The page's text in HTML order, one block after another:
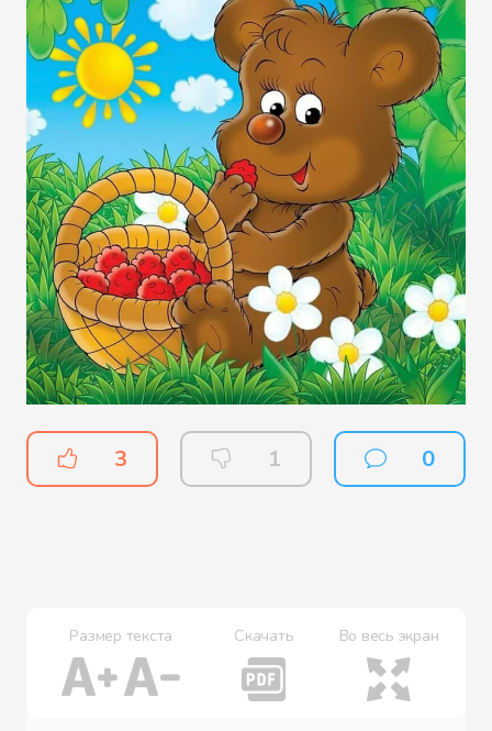
3 1 0
Размер текста Скачать Во весь экран